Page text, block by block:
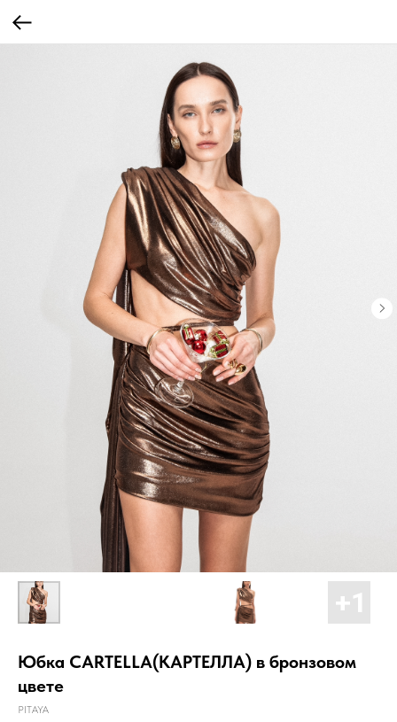
Юбка CARTELLA(КАРТЕЛЛА) в бронзовом
цвете
PITAYA